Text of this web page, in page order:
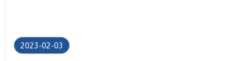
2023-02-03